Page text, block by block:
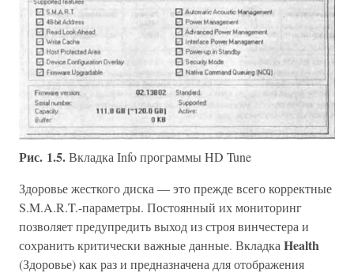
Рис. 1.5.Вкладка Info программы HD Tune
Здоровье жесткого диска — это прежде всего корректные
S.M.A.R.T.-параметры. Постоянный их мониторинг
позволяет предупредить выход из строя винчестера и
сохранить критически важные данные. Вкладка Health
(Здоровье) как раз и предназначена для отображения